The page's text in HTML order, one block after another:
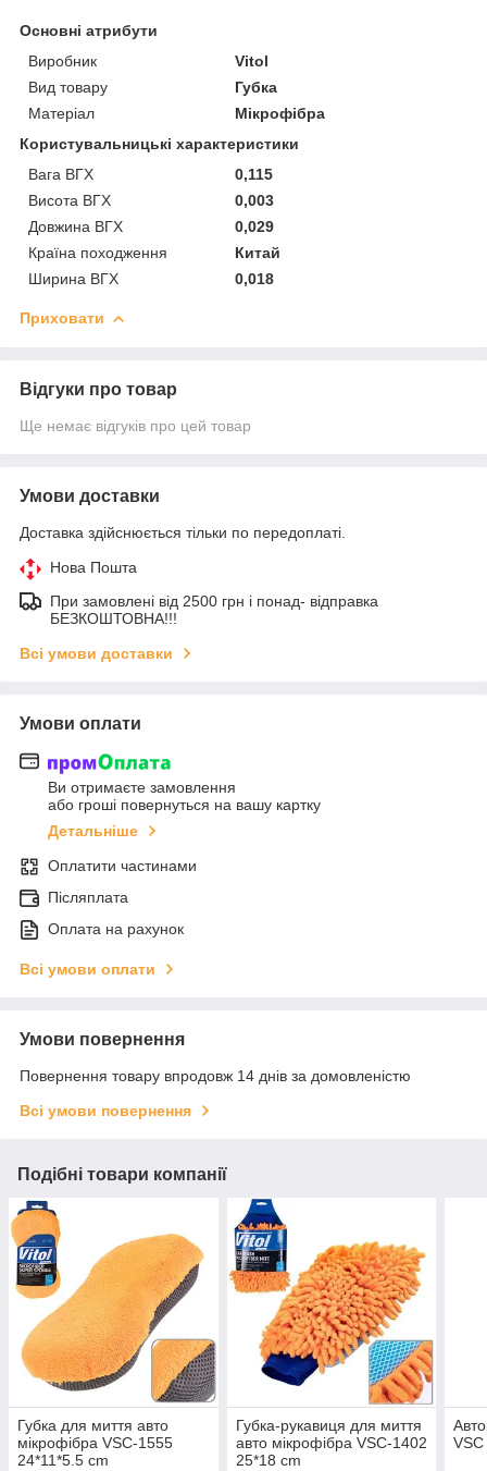
Основні атрибути
Виробник
Vitol
Вид товару
Губка
Матеріал
Мікрофібра
Користувальницькі характеристики
Вага ВГХ
0,115
Висота ВГХ
0,003
Довжина ВГХ
0,029
Країна походження
Китай
Ширина ВГХ
0,018
Приховати
Відгуки про товар
Ще немає відгуків про цей товар
Умови доставки
Доставка здійснюється тільки по передоплаті.
Нова Пошта
При замовлені від 2500 грн і понад- відправка
БЕЗКОШТОВНА!!!
Всі умови доставки
Умови оплати
Ви отримаєте замовлення
або гроші повернуться на вашу картку
Детальніше
Оплатити частинами
Післяплата
Оплата на рахунок
Всі умови оплати
Умови повернення
Повернення товару впродовж 14 днів за домовленістю
Всі умови повернення
Подібні товари компанії
Губка для миття авто
мікрофібра VSC-1555
24*11*5.5 cm
Губка-рукавиця для миття
авто мікрофібра VSC-1402
25*18 cm